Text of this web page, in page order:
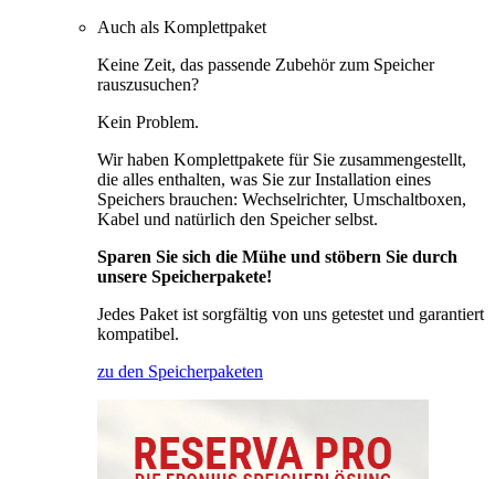
Auch als Komplettpaket
Keine Zeit, das passende Zubehör zum Speicher
rauszusuchen?
Kein Problem.
Wir haben Komplettpakete für Sie zusammengestellt,
die alles enthalten, was Sie zur Installation eines
Speichers brauchen: Wechselrichter, Umschaltboxen,
Kabel und natürlich den Speicher selbst.
Sparen Sie sich die Mühe und stöbern Sie durch
unsere Speicherpakete!
Jedes Paket ist sorgfältig von uns getestet und garantiert
kompatibel.
zu den Speicherpaketen